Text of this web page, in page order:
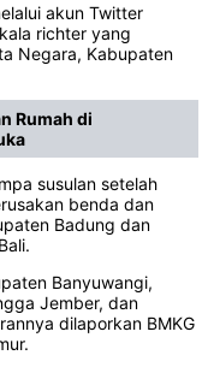
akun Twitter
richter yang
Negara, Kabupaten
Rumah di
susulan setelah
benda dan
Badung dan
Banyuwangi,
Jember, dan
dilaporkan BMKG